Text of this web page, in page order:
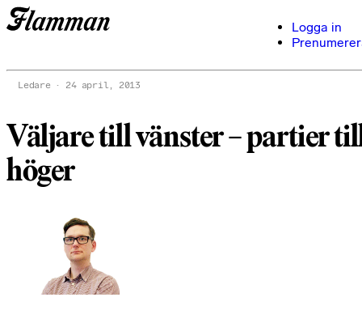
Logga in
Ledare 24 april, 2013
Väljare till vänster – partier
höger